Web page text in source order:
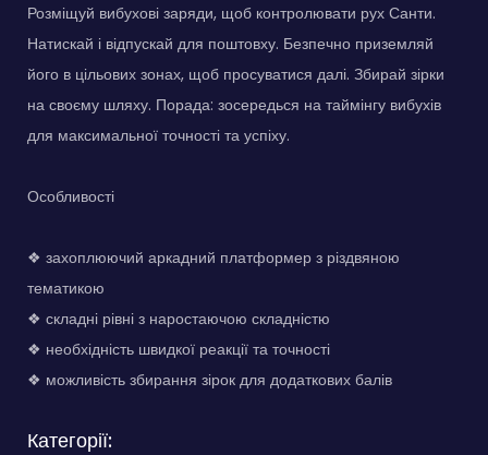
Розміщуй вибухові заряди, щоб контролювати рух Санти.
Натискай і відпускай для поштовху. Безпечно приземляй
його в цільових зонах, щоб просуватися далі. Збирай зірки
на своєму шляху. Порада: зосередься на таймінгу вибухів
для максимальної точності та успіху.
Особливості
❖ захоплюючий аркадний платформер з різдвяною
тематикою
❖ складні рівні з наростаючою складністю
❖ необхідність швидкої реакції та точності
❖ можливість збирання зірок для додаткових балів
Категорії: